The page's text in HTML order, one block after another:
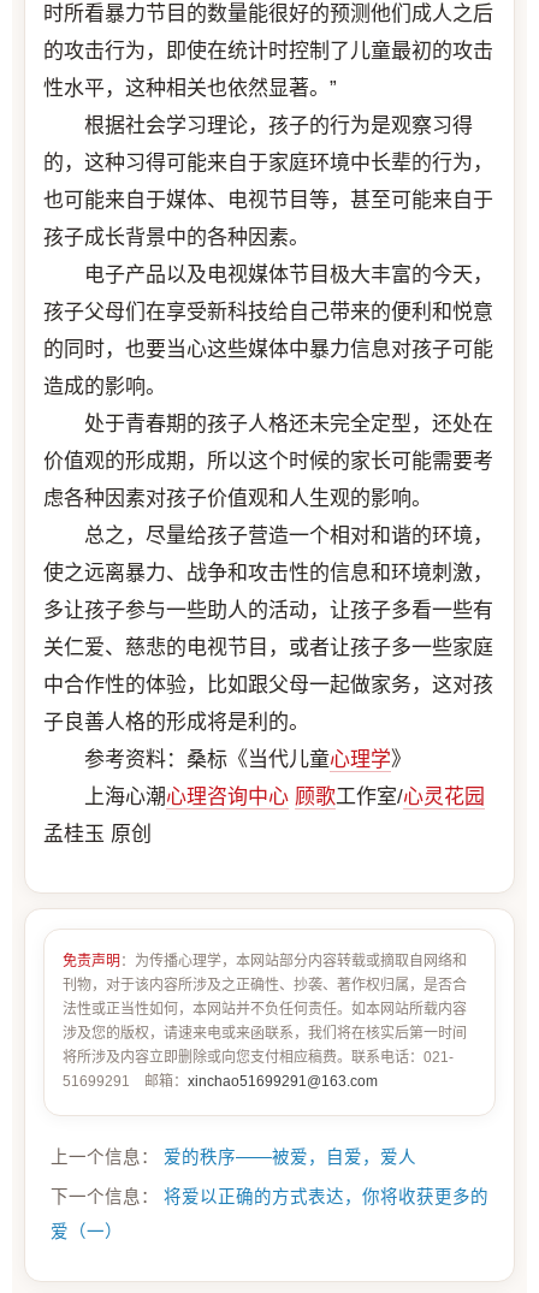
时所看暴力节目的数量能很好的预测他们成人之后
的攻击行为，即使在统计时控制了儿童最初的攻击
性水平，这种相关也依然显著。”
根据社会学习理论，孩子的行为是观察习得
的，这种习得可能来自于家庭环境中长辈的行为，
也可能来自于媒体、电视节目等，甚至可能来自于
孩子成长背景中的各种因素。
电子产品以及电视媒体节目极大丰富的今天，
孩子父母们在享受新科技给自己带来的便利和悦意
的同时，也要当心这些媒体中暴力信息对孩子可能
造成的影响。
处于青春期的孩子人格还未完全定型，还处在
价值观的形成期，所以这个时候的家长可能需要考
虑各种因素对孩子价值观和人生观的影响。
总之，尽量给孩子营造一个相对和谐的环境，
使之远离暴力、战争和攻击性的信息和环境刺激，
多让孩子参与一些助人的活动，让孩子多看一些有
关仁爱、慈悲的电视节目，或者让孩子多一些家庭
中合作性的体验，比如跟父母一起做家务，这对孩
子良善人格的形成将是利的。
参考资料：桑标《当代儿童心理学》
上海心潮心理咨询中心 顾歌工作室/心灵花园
孟桂玉 原创
免责声明 ：为传播心理学，本网站部分内容转载或摘取自网络和
刊物，对于该内容所涉及之正确性、抄袭、著作权归属，是否合
法性或正当性如何，本网站并不负任何责任。如本网站所载内容
涉及您的版权，请速来电或来函联系，我们将在核实后第一时间
将所涉及内容立即删除或向您支付相应稿费。联系电话：021-
51699291 邮箱： xinchao51699291@163.com
上一个信息： 爱的秩序——被爱，自爱，爱人
下一个信息： 将爱以正确的方式表达，你将收获更多的
爱（一）